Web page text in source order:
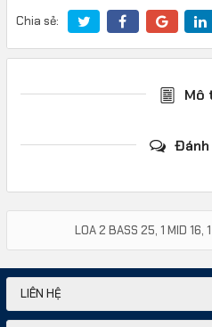
Chia sẻ:
Mô
Đánh
LOA 2 BASS 25, 1 MID 16,
LIÊN HỆ